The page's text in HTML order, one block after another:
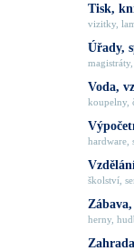
Tisk,
vizitky,
Úřady,
Voda,
koupelny,
hardware,
školství,
herny,